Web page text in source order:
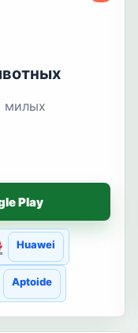
милых
Play
Huawei
Aptoide